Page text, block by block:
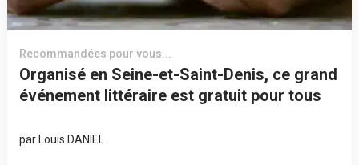
Recommandées pour vous...
Organisé en Seine-et-Saint-Denis, ce grand
événement littéraire est gratuit pour tous
par Louis DANIEL